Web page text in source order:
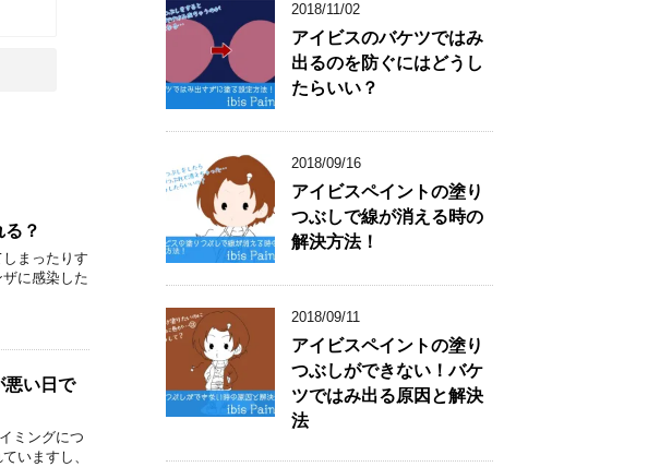
？
まったりす
に感染した
悪い日で
ミングにつ
いますし、
2018/11/02
アイビスのバケツではみ
出るのを防ぐにはどうし
たらいい？
2018/09/16
アイビスペイントの塗り
つぶしで線が消える時の
解決方法！
2018/09/11
アイビスペイントの塗り
つぶしができない！バケ
ツではみ出る原因と解決
法